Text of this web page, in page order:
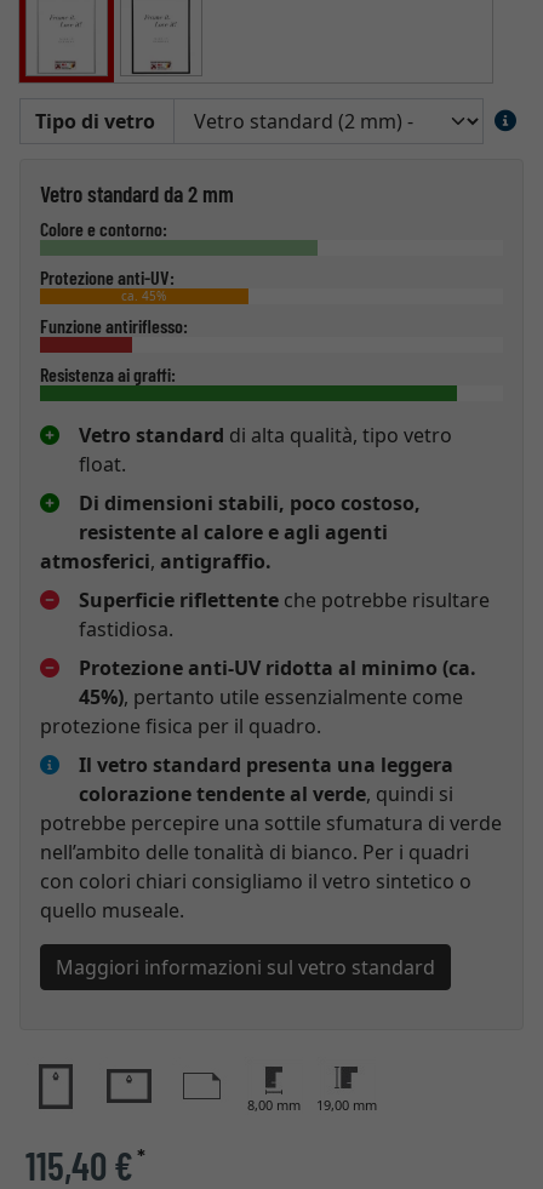
Tipo di vetro
Vetro standard da 2 mm
Colore e contorno:
Protezione anti-UV:
ca. 45%
Funzione antiriflesso:
Resistenza ai graffi:
Vetro standard di alta qualità, tipo vetro
float.
Di dimensioni stabili, poco costoso,
resistente al calore e agli agenti
atmosferici, antigraffio.
Superficie riflettente che potrebbe risultare
fastidiosa.
Protezione anti-UV ridotta al minimo (ca.
45%), pertanto utile essenzialmente come
protezione fisica per il quadro.
Il vetro standard presenta una leggera
colorazione tendente al verde, quindi si
potrebbe percepire una sottile sfumatura di verde
nell’ambito delle tonalità di bianco. Per i quadri
con colori chiari consigliamo il vetro sintetico o
quello museale.
Maggiori informazioni sul vetro standard
8,00 mm 19,00 mm
115,40 €*